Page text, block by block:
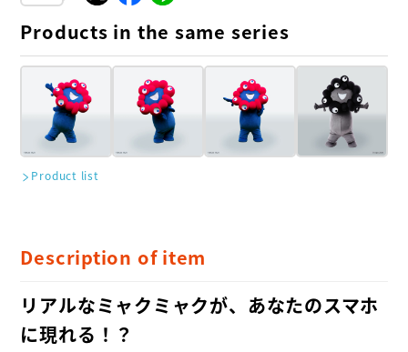
Products in the same series
Product list
Description of item
リアルなミャクミャクが、あなたのスマホ
に現れる！？